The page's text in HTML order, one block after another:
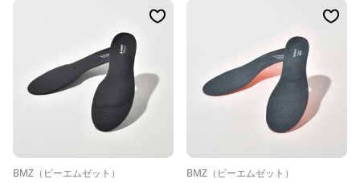
BMZ（ビーエムゼット） BMZ（ビーエムゼット）